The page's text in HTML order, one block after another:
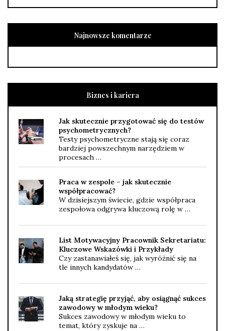
Najnowsze komentarze
Biznes i kariera
Jak skutecznie przygotować się do testów
psychometrycznych?
Testy psychometryczne stają się coraz
bardziej powszechnym narzędziem w
procesach …
Praca w zespole – jak skutecznie
współpracować?
W dzisiejszym świecie, gdzie współpraca
zespołowa odgrywa kluczową rolę w …
List Motywacyjny Pracownik Sekretariatu:
Kluczowe Wskazówki i Przykłady
Czy zastanawiałeś się, jak wyróżnić się na
tle innych kandydatów …
Jaką strategię przyjąć, aby osiągnąć sukces
zawodowy w młodym wieku?
Sukces zawodowy w młodym wieku to
temat, który zyskuje na …